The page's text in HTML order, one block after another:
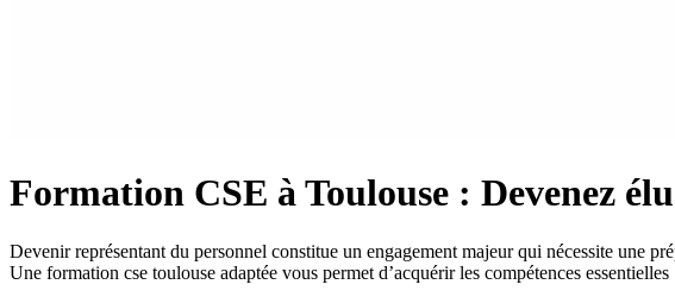
Formation CSE à Toulouse : Devenez
Devenir représentant du personnel constitue un engagement majeur qui nécessite une
Une formation cse toulouse adaptée vous permet d’acquérir les compétences essentielles